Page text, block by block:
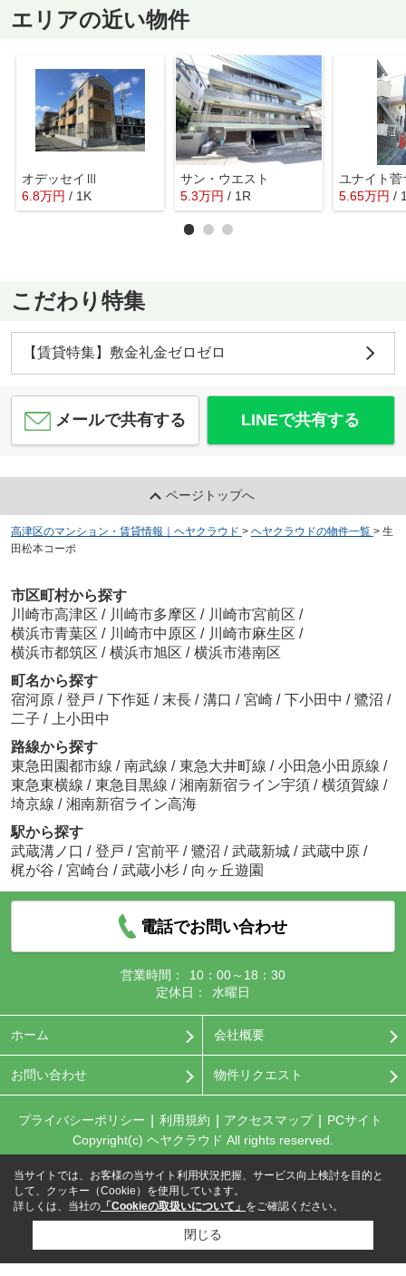
エリアの近い物件
オデッセイⅢ
6.8万円 / 1K
サン・ウエスト
5.3万円 / 1R 5.65万円 /
こだわり特集
【賃貸特集】敷金礼金ゼロゼロ
メールで共有する LINEで共有する
ページトップへ
高津区のマンション・賃貸情報｜ヘヤクラウド > ヘヤクラウドの物件一覧 > 生
田松本コーポ
市区町村から探す
川崎市高津区 / 川崎市多摩区 / 川崎市宮前区 /
横浜市青葉区 / 川崎市中原区 / 川崎市麻生区 /
横浜市都筑区 / 横浜市旭区 / 横浜市港南区
町名から探す
宿河原 / 登戸 / 下作延 / 末長 / 溝口 / 宮崎 / 下小田中 / 鷺沼 /
二子 /
上小田中
路線から探す
東急田園都市線 / 南武線 / 東急大井町線 / 小田急小田原線 /
東急東横線 / 東急目黒線 / 湘南新宿ライン宇須 / 横須賀線 /
埼京線 / 湘南新宿ライン高海
駅から探す
武蔵溝ノ口 / 登戸 / 宮前平 / 鷺沼 / 武蔵新城 / 武蔵中原 /
梶が谷 / 宮崎台 / 武蔵小杉 / 向ヶ丘遊園
電話でお問い合わせ
営業時間：
10：00～18：30
定休日：
水曜日
ホーム 会社概要
お問い合わせ 物件リクエスト
プライバシーポリシー 利用規約 アクセスマップ
PCサイト
Copyright(c) ヘヤクラウド All rights reserved.
当サイトでは、お客様の当サイト利用状況把握、サービス向上検討を目的と
して、クッキー（Cookie）を使用しています。
詳しくは、当社の 「Cookieの取扱いについて」 をご確認ください。
閉じる